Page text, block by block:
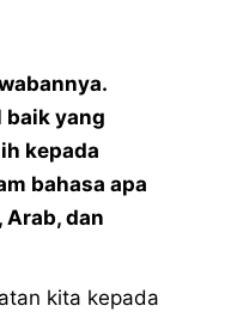
baik yang
kepada
bahasa apa
Arab, dan
kita kepada